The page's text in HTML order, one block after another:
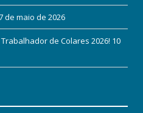
de maio de 2026
de Colares 2026! 10